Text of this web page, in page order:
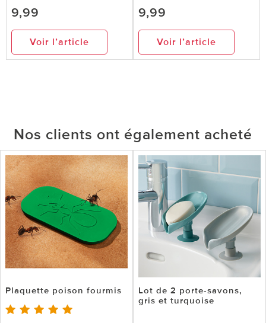
9,99
Voir l’article
9,99
Voir l’article
Nos clients ont également acheté
Plaquette poison fourmis
Lot de 2 porte-savons,
gris et turquoise